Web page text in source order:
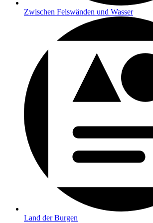
Zwischen Felswänden und Wasser
Land der Burgen